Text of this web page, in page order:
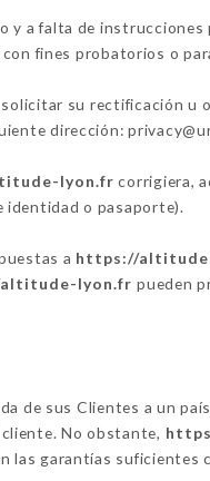
y a falta de instrucciones
fines probatorios o
su rectificación u
dirección:
lyon.fr corrigiera,
identidad o pasaporte).
a https://
lyon.fr pueden
de sus Clientes a un
No obstante,
garantías suficientes